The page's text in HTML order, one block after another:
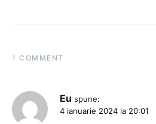
1 COMMENT
Eu spune:
4 ianuarie 2024 la 20:01